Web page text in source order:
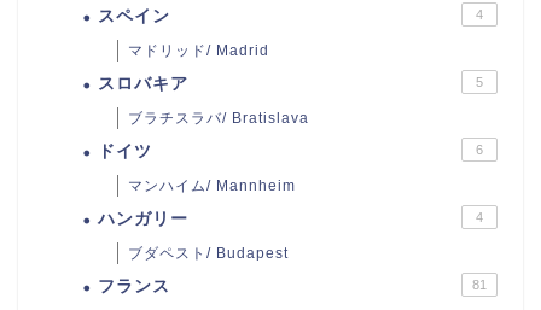
スペイン 4
マドリッド/ Madrid
スロバキア 5
ブラチスラバ/ Bratislava
ドイツ 6
マンハイム/ Mannheim
ハンガリー 4
ブダペスト/ Budapest
フランス 81